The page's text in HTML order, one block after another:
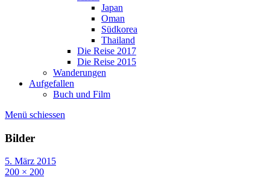
Japan
Oman
Südkorea
Thailand
Die Reise 2017
Die Reise 2015
Wanderungen
Aufgefallen
Buch und Film
Menü schiessen
Bilder
5. März 2015
200 × 200